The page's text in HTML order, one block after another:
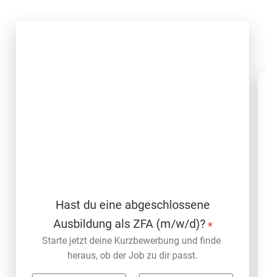
Hast du eine abgeschlossene
Ausbildung als ZFA (m/w/d)?*
Starte jetzt deine Kurzbewerbung und finde
heraus, ob der Job zu dir passt.